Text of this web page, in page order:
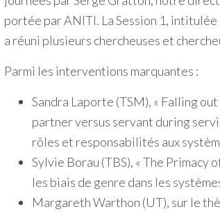
portée par ANITI. La Session 1, intitulée
a réuni plusieurs chercheuses et
Parmi les interventions marquantes :
Sandra Laporte (TSM), « Falling
partner versus servant during
rôles et responsabilités aux
Sylvie Borau (TBS), « The Primacy
les biais de genre dans les
Margareth Warthon (UT), sur le